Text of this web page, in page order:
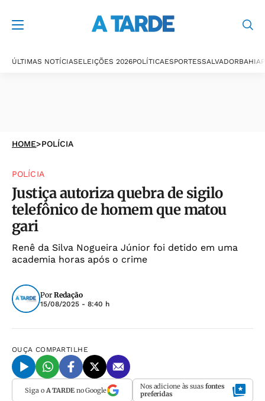
ÚLTIMAS NOTÍCIASELEIÇÕES 2026POLÍTICAESPORTESSALVADORBAHIA
HOME>POLÍCIA
POLÍCIA
Justiça autoriza quebra de sigilo
telefônico de homem que matou
gari
Renê da Silva Nogueira Júnior foi detido em uma
academia horas após o crime
Por Redação
15/08/2025 - 8:40 h
OUÇA COMPARTILHE
Siga o A TARDEno Google Nos adicione às suas fontes
preferidas